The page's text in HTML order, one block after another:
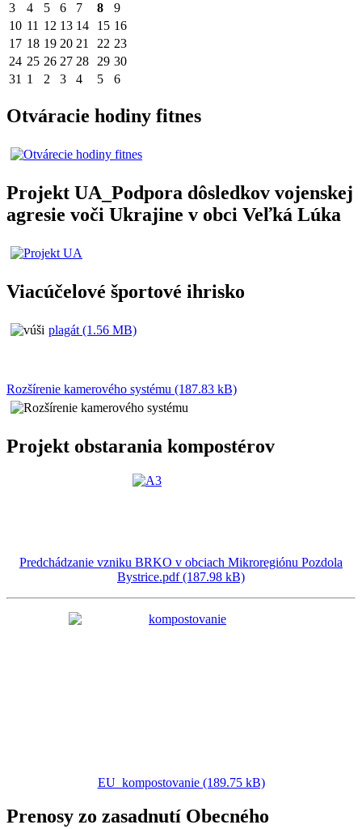
3
4 5 6 7 8
9
10 11 12 13 14 15 16
17 18 19 20 21 22 23
24 25 26 27 28 29 30
31 1 2 3 4 5 6
Otváracie hodiny fitnes
Projekt UA_Podpora dôsledkov vojenskej
agresie voči Ukrajine v obci Veľká Lúka
Viacúčelové športové ihrisko
plagát (1.56 MB)
Rozšírenie kamerového systému (187.83 kB)
Projekt obstarania kompostérov
Predchádzanie vzniku BRKO v obciach Mikroregiónu Pozdola
Bystrice.pdf (187.98 kB)
EU_kompostovanie (189.75 kB)
Prenosy zo zasadnutí Obecného